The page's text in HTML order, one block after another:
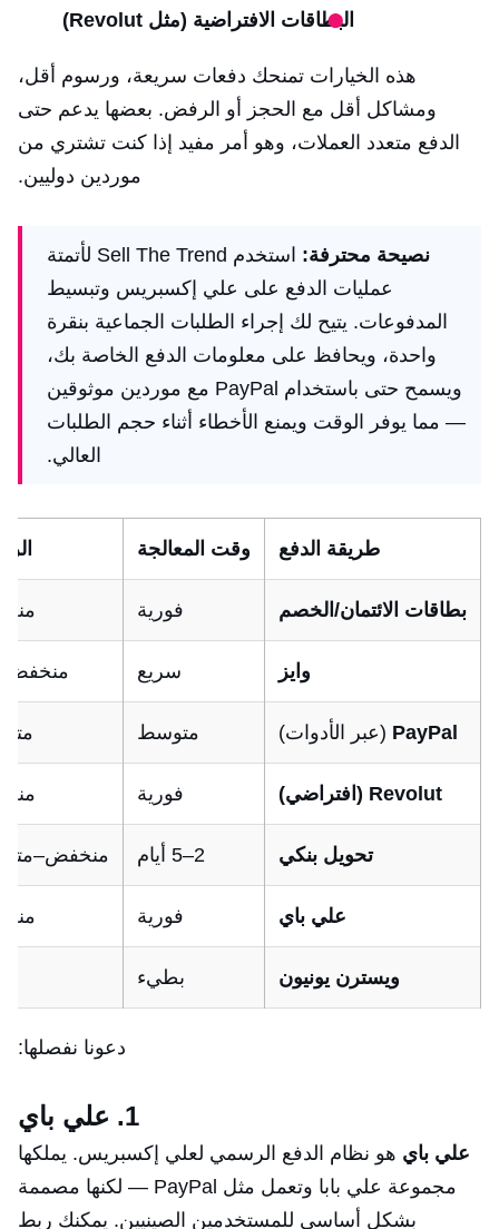
البطاقات الافتراضية (مثل Revolut)
هذه الخيارات تمنحك دفعات سريعة، ورسوم أقل،
ومشاكل أقل مع الحجز أو الرفض. بعضها يدعم حتى
الدفع متعدد العملات، وهو أمر مفيد إذا كنت تشتري من
موردين دوليين.
نصيحة محترفة:
استخدم Sell The Trend لأتمتة
عمليات الدفع على علي إكسبريس وتبسيط
المدفوعات. يتيح لك إجراء الطلبات الجماعية بنقرة
واحدة، ويحافظ على معلومات الدفع الخاصة بك،
ويسمح حتى باستخدام PayPal مع موردين موثوقين
— مما يوفر الوقت ويمنع الأخطاء أثناء حجم الطلبات
العالي.
طريقة الدفع وقت المعالجة
بطاقات الائتمان/الخصم فورية
وايز سريع منخفض
PayPal (عبر الأدوات) متوسط
Revolut (افتراضي) فورية
تحويل بنكي 2–5 أيام
علي باي فورية
ويسترن يونيون بطيء
دعونا نفصلها:
1. علي باي
علي باي هو نظام الدفع الرسمي لعلي إكسبريس. يملكها
مجموعة علي بابا وتعمل مثل PayPal — لكنها مصممة
بشكل أساسي للمستخدمين الصينيين. يمكنك ربط